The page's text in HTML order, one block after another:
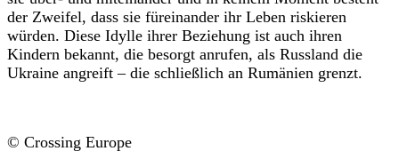
der Zweifel, dass sie füreinander ihr Leben riskieren
würden. Diese Idylle ihrer Beziehung ist auch ihren
Kindern bekannt, die besorgt anrufen, als Russland die
Ukraine angreift – die schließlich an Rumänien grenzt.
© Crossing Europe